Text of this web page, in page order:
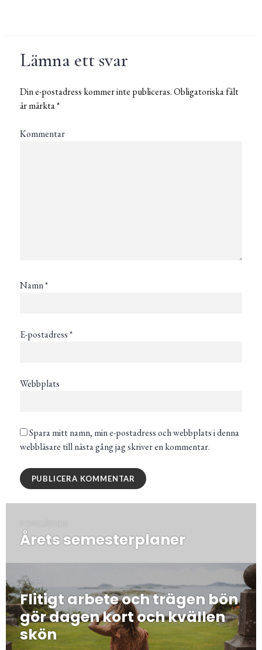
Lämna ett svar
Din e-postadress kommer inte publiceras.Obligatoriska fält
är märkta*
Kommentar
Namn*
E-postadress*
Webbplats
Spara mitt namn, min e-postadress och webbplats i denna
webbläsare till nästa gång jag skriver en kommentar.
FÖREGÅENDE
Föregående
Årets semesterplaner
NÄSTA
Nästa
post:
Flitigt arbete och trägen bön
gör dagen kort och kvällen
skön